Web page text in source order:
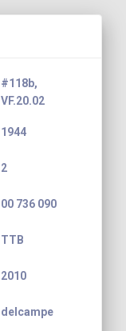
#118b,
VF.20.02
1944
2
00 736 090
TTB
2010
delcampe